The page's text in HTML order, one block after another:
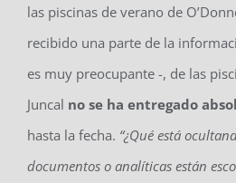
las piscinas de verano de
recibido una parte de la
es muy preocupante -, de las
Juncal no se ha entregado
hasta la fecha. “¿Qué está
documentos o analíticas están